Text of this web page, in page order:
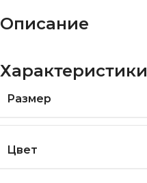
Описание
Характеристики
Размер
Цвет